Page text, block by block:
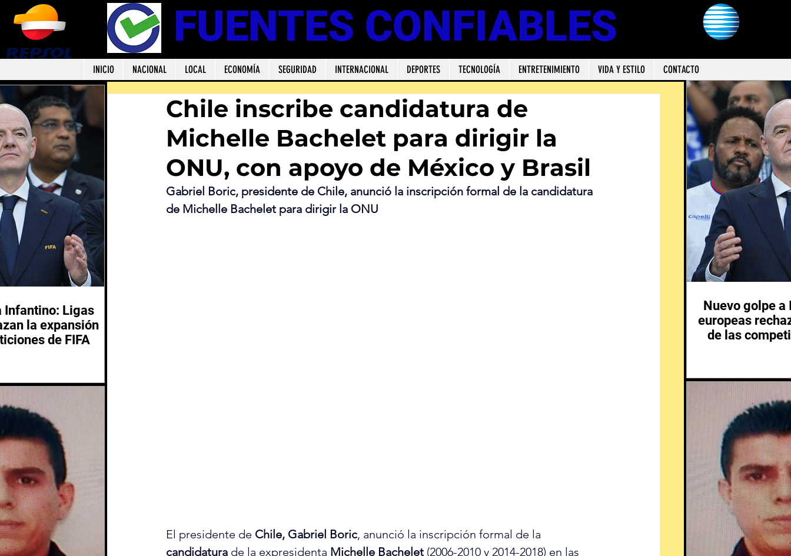
FUENTES CONFIABLES
INICIO NACIONAL LOCAL ECONOMÍA SEGURIDAD INTERNACIONAL DEPORTES TECNOLOGÍA ENTRETENIMIENTO VIDA Y ESTILO CONTACTO
Chile inscribe candidatura de
Michelle Bachelet para dirigir la
ONU, con apoyo de México y Brasil
Gabriel Boric, presidente de Chile, anunció la inscripción formal de la candidatura
de Michelle Bachelet para dirigir la ONU
El presidente de Chile, Gabriel Boric, anunció la inscripción formal de la
candidatura de la expresidenta Michelle Bachelet (2006-2010 y 2014-2018) en las
Infantino: Ligas
la expansión
de FIFA
Nuevo golpe
europeas
de las